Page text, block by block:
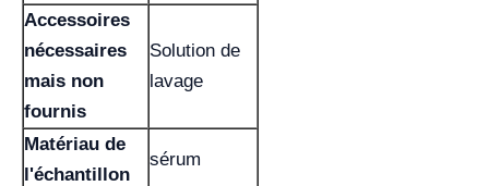
Accessoires
nécessaires
mais non
fournis
Solution de
lavage
Matériau de
l'échantillon
sérum